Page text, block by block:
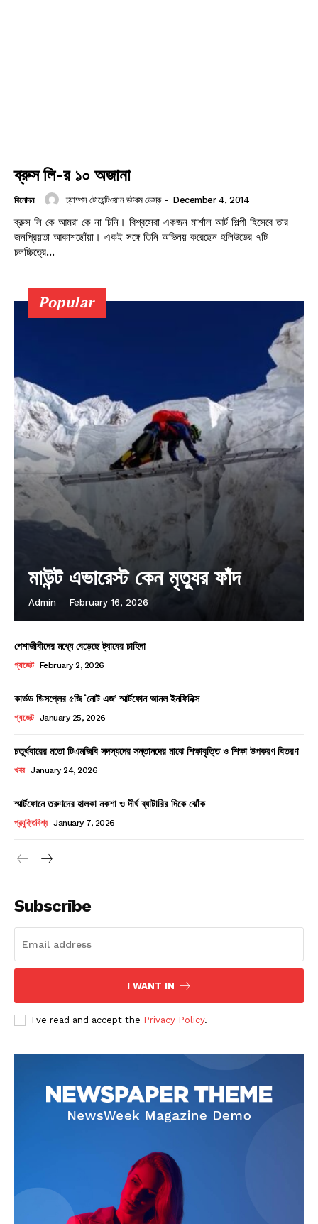
Champs21
About
Contact us
Subscription Plans
My account
ব্রুস লি-র ১০ অজানা
বিনোদন চ্যাম্পস টোয়েন্টিওয়ান ডটকম ডেস্ক - December 4, 2014
ব্রুস লি কে আমরা কে না চিনি। বিশ্বসেরা একজন মার্শাল আর্ট শিল্পী হিসেবে তার
জনপ্রিয়তা আকাশছোঁয়া। একই সঙ্গে তিনি অভিনয় করেছেন হলিউডের ৭টি
চলচ্চিত্রে...
Popular
মাউন্ট এভারেস্ট কেন মৃত্যুর ফাঁদ
Admin - February 16, 2026
পেশাজীবীদের মধ্যে বেড়েছে ট্যাবের চাহিদা
গ্যাজেট February 2, 2026
কার্ভড ডিসপ্লের ৫জি ‘নোট এজ’ স্মার্টফোন আনল ইনফিনিক্স
গ্যাজেট January 25, 2026
চতুর্থবারের মতো টিএমজিবি সদস্যদের সন্তানদের মাঝে শিক্ষাবৃত্তি ও শিক্ষা উপকরণ বিতরণ
খবর January 24, 2026
স্মার্টফোনে তরুণদের হালকা নকশা ও দীর্ঘ ব্যাটারির দিকে ঝোঁক
প্রযুক্তিবিশ্ব January 7, 2026
Subscribe
I WANT IN
I've read and accept the Privacy Policy.